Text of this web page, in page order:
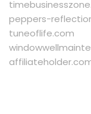
peppers-
tuneoflife.com